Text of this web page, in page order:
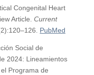
Congenital Heart
Article. Current
PubMed
Social de
2024: Lineamientos
Programa de